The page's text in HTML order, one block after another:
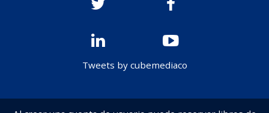
Tweets by cubemediaco